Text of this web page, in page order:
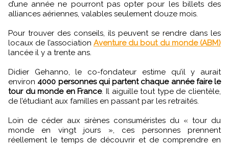
d’une année ne pourront pas opter pour les billets des
alliances aériennes, valables seulement douze mois.
Pour trouver des conseils, ils peuvent se rendre dans les
locaux de l’association Aventure du bout du monde (ABM)
lancée il y a trente ans.
Didier Gehanno, le co-fondateur estime qu’il y aurait
environ4000 personnes qui partent chaque année faire le
tour du monde en France. Il aiguille tout type de clientèle,
de l’étudiant aux familles en passant par les retraités.
Loin de céder aux sirènes consuméristes du « tour du
monde en vingt jours », ces personnes prennent
réellement le temps de découvrir et de comprendre en